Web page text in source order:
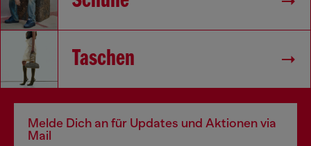
Taschen
Melde Dich an für Updates und Aktionen via
Mail